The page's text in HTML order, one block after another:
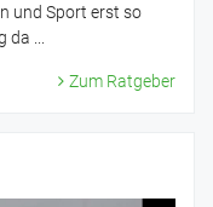
und Sport erst so
...
Zum Ratgeber